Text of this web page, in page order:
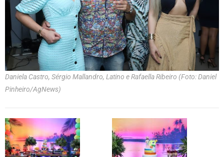
Daniela Castro, Sérgio Mallandro, Latino e Rafaella Ribeiro (Foto: Daniel
Pinheiro/AgNews)